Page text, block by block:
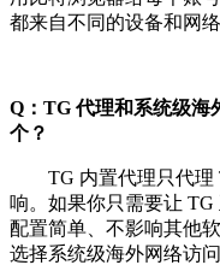
都来自不同的设备和网络
Q：TG 代理和系统级海
个？
TG 内置代理只代理
响。如果你只需要让
配置简单、不影响其他
选择系统级海外网络访